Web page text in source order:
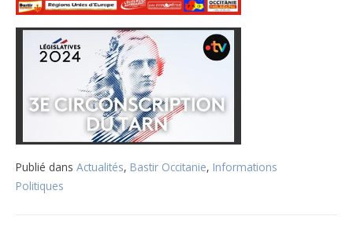
Publié dans Actualités, Bastir Occitanie, Informations
Politiques